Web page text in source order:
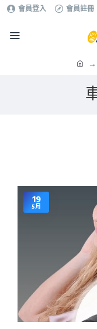
會員登入 會員註冊
19
5月